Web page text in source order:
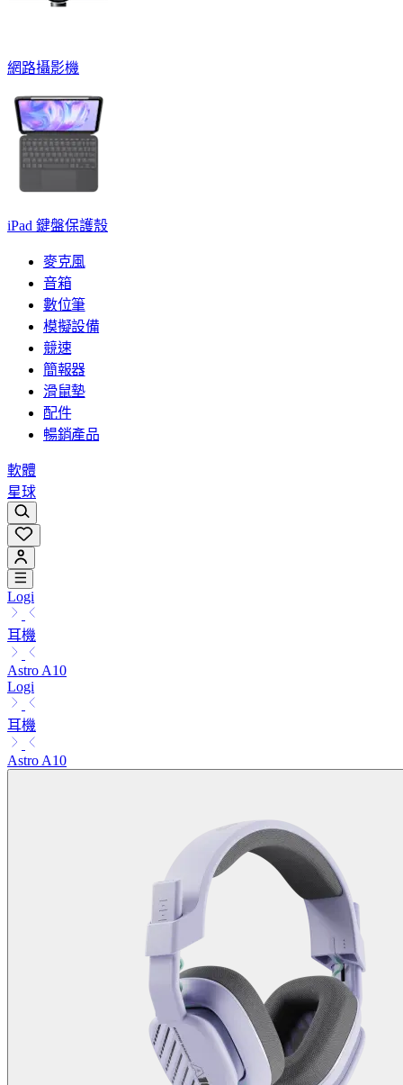
網路攝影機
iPad 鍵盤保護殼
麥克風
音箱
數位筆
模擬設備
競速
簡報器
滑鼠墊
配件
暢銷產品
軟體
星球
Logi
耳機
Astro A10
Logi
耳機
Astro A10